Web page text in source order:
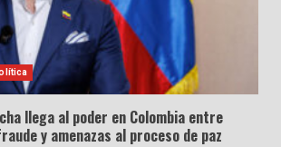
llega al poder en Colombia entre
y amenazas al proceso de paz